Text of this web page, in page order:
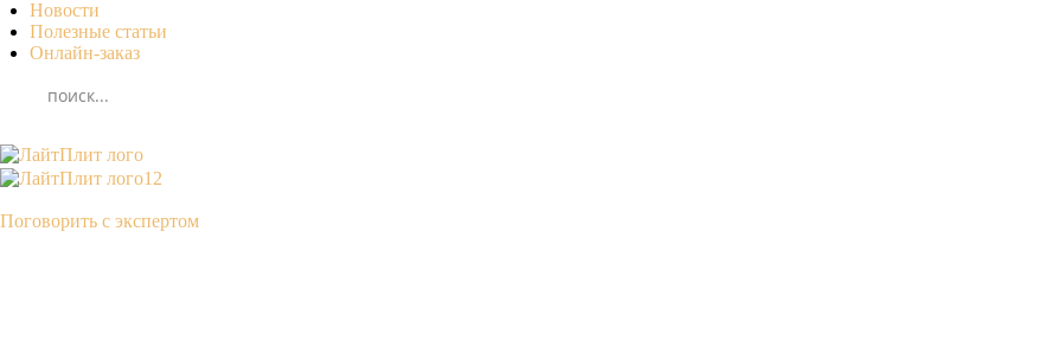
Новости
Полезные статьи
Онлайн-заказ
Поговорить с экспертом